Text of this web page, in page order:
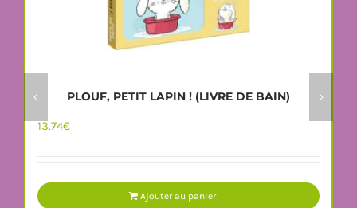
PLOUF, PETIT LAPIN ! (LIVRE DE BAIN)
13.74€
Ajouter au panier